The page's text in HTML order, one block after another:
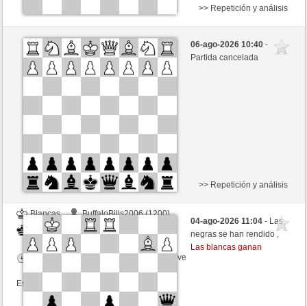
Blancas
guenter70 (1247) (-12)
Negras
MuratYildiz (1332) (+12)
>> Repetición y análisis
06-ago-2026 10:40-
Partida cancelada
Blancas
BuffaloBills2006 (1200)
Negras
MuratYildiz (1320)
Tiempo: 5 minutes/side + 0 seconds/move
Esta partida es por puntos
>> Repetición y análisis
04-ago-2026 11:04- Las
negras se han rendido ,
Las blancas ganan